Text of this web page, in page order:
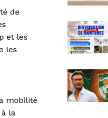
de
et les
les
mobilité
la